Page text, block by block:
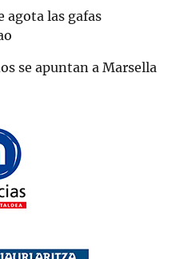
agota las gafas
se apuntan a Marsella